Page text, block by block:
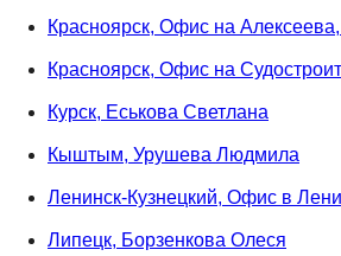
Красноярск, Офис на
Красноярск, Офис на
Курск, Еськова Светлана
Кыштым, Урушева Людмила
Ленинск-Кузнецкий, Офис в
Липецк, Борзенкова Олеся